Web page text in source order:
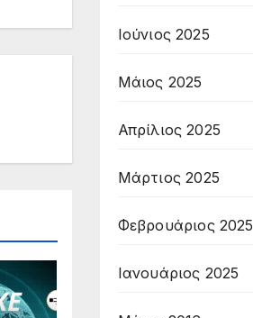
Ιούνιος 2025
Μάιος 2025
Απρίλιος 2025
Μάρτιος 2025
Φεβρουάριος 2025
Ιανουάριος 2025